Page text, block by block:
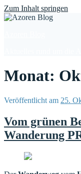
Zum Inhalt springen
Monat:
Veröffentlicht am 25.
Vom grünen
Wanderung